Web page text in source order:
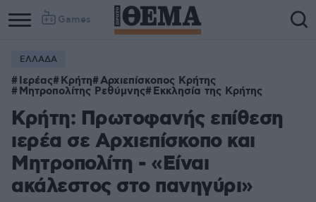
Games
ΕΛΛΑΔΑ
Ιερέας Κρήτη Αρχιεπίσκοπος Κρήτης
Μητροπολίτης Ρεθύμνης Εκκλησία της Κρήτης
Κρήτη: Πρωτοφανής επίθεση
ιερέα σε Αρχιεπίσκοπο και
Μητροπολίτη - «Είναι
ακάλεστος στο πανηγύρι»